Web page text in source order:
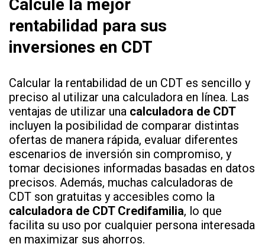
Calcule la mejor
rentabilidad para sus
inversiones en CDT
Calcular la rentabilidad de un CDT es sencillo y
preciso al utilizar una calculadora en línea. Las
ventajas de utilizar una calculadora de CDT
incluyen la posibilidad de comparar distintas
ofertas de manera rápida, evaluar diferentes
escenarios de inversión sin compromiso, y
tomar decisiones informadas basadas en datos
precisos. Además, muchas calculadoras de
CDT son gratuitas y accesibles como la
calculadora de CDT Credifamilia, lo que
facilita su uso por cualquier persona interesada
en maximizar sus ahorros.